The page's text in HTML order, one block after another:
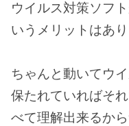
ウイルス対策ソフ
いうメリットはあり
ちゃんと動いてウ
保たれていればそ
べて理解出来るか